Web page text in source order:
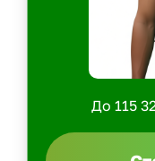
До 115